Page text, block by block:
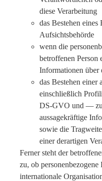
diese Verarbeitung
das Bestehen eines
Aufsichtsbehörde
wenn die
betroffenen Person
Informationen über
das Bestehen einer
einschließlich
DS-GVO und —
aussagekräftige
sowie die
einer derartigen
Ferner steht der
zu, ob
internationale